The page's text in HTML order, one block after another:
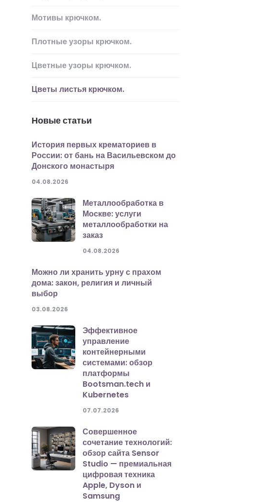
Мотивы крючком.
Плотные узоры крючком.
Цветные узоры крючком.
Цветы листья крючком.
Новые статьи
История первых крематориев в
России: от бань на Васильевском до
Донского монастыря
04.08.2026
Металлообработка в
Москве: услуги
металлообработки на
заказ
04.08.2026
Можно ли хранить урну с прахом
дома: закон, религия и личный
выбор
03.08.2026
Эффективное
управление
контейнерными
системами: обзор
платформы
Bootsman.tech и
Kubernetes
07.07.2026
Совершенное
сочетание технологий:
обзор сайта Sensor
Studio — премиальная
цифровая техника
Apple, Dyson и
Samsung